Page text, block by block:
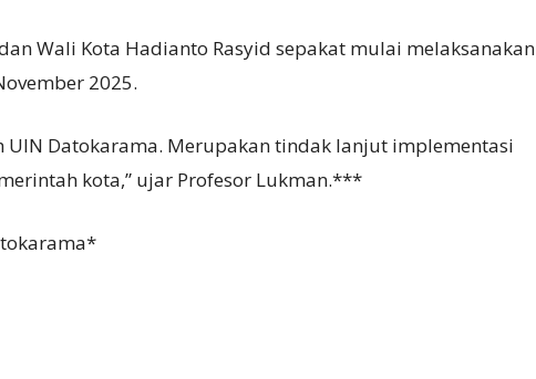
Wali Kota Hadianto Rasyid sepakat mulai melaksanakan
2025.
UIN Datokarama. Merupakan tindak lanjut implementasi
kota,” ujar Profesor Lukman.***